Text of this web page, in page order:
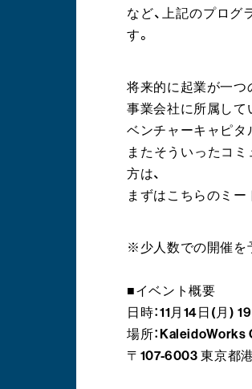
など、上記のプロ
す。
将来的に起業が一つ
事業会社に所属して
ベンチャーキャピタ
またそういったコ
方は、
まずはこちらのミー
※少人数での開催を
■イベント概要
日時：11月14日(月)
場所：
〒107-6003 東京都